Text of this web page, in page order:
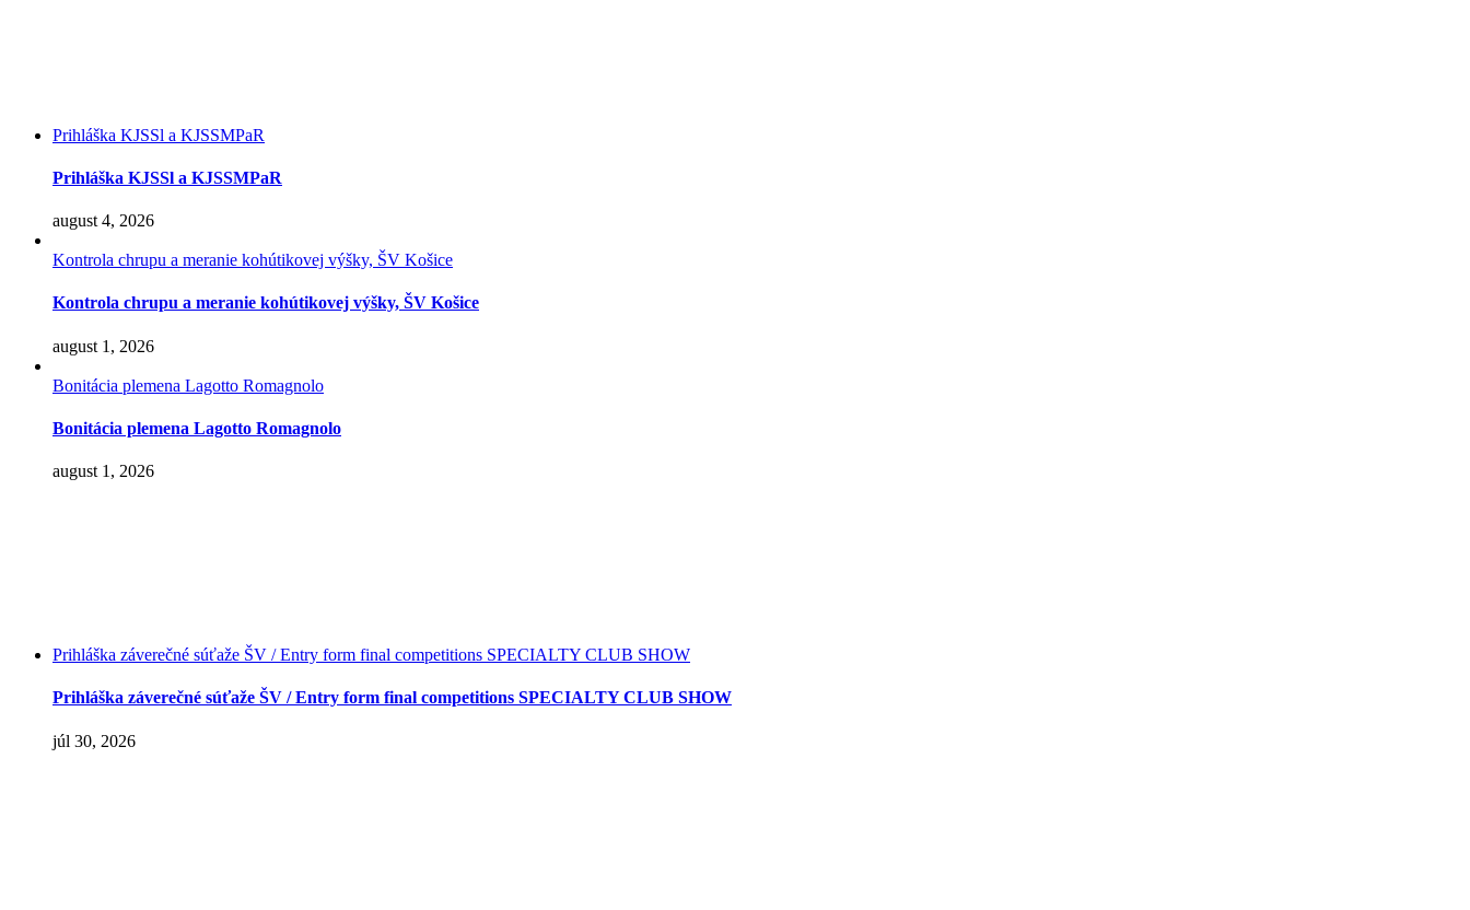
Prihláška KJSSl a KJSSMPaR
Prihláška KJSSl a KJSSMPaR
august 4, 2026
Kontrola chrupu a meranie kohútikovej výšky, ŠV Košice
Kontrola chrupu a meranie kohútikovej výšky, ŠV Košice
august 1, 2026
Bonitácia plemena Lagotto Romagnolo
Bonitácia plemena Lagotto Romagnolo
august 1, 2026
Prihláška záverečné súťaže ŠV / Entry form final competitions SPECIALTY CLUB SHOW
Prihláška záverečné súťaže ŠV / Entry form final competitions SPECIALTY CLUB SHOW
júl 30, 2026